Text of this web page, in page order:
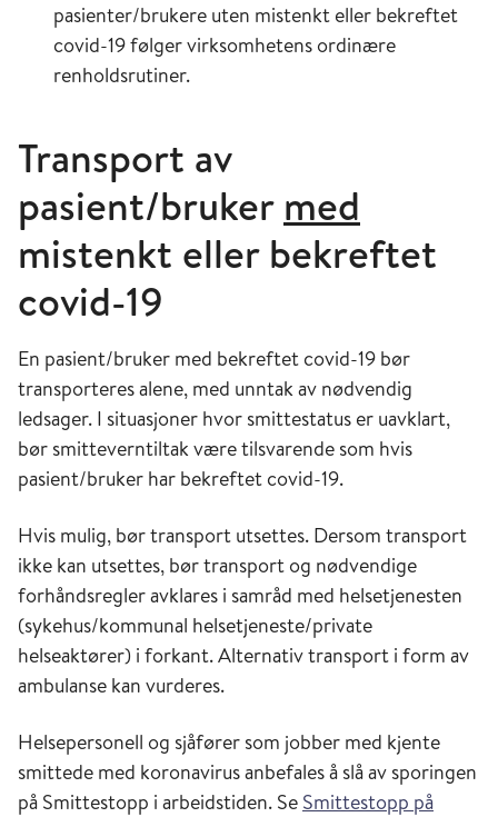
pasienter/brukere uten mistenkt eller bekreftet
covid-19 følger virksomhetens ordinære
renholdsrutiner.
Transport av
pasient/bruker med
mistenkt eller bekreftet
covid-19
En pasient/bruker med bekreftet covid-19 bør
transporteres alene, med unntak av nødvendig
ledsager. I situasjoner hvor smittestatus er uavklart,
bør smitteverntiltak være tilsvarende som hvis
pasient/bruker har bekreftet covid-19.
Hvis mulig, bør transport utsettes. Dersom transport
ikke kan utsettes, bør transport og nødvendige
forhåndsregler avklares i samråd med helsetjenesten
(sykehus/kommunal helsetjeneste/private
helseaktører) i forkant. Alternativ transport i form av
ambulanse kan vurderes.
Helsepersonell og sjåfører som jobber med kjente
smittede med koronavirus anbefales å slå av sporingen
på Smittestopp i arbeidstiden. Se Smittestopp på